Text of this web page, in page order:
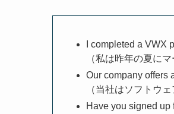
I completed a VWX
（私は昨年の夏に
Our company offers
（当社はソフトウ
Have you signed up